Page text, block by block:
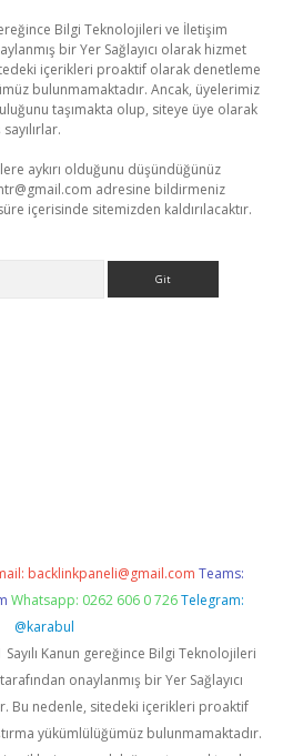
Bilgi Teknolojileri ve İletişim
bir Yer Sağlayıcı olarak hizmet
içerikleri proaktif olarak denetleme
bulunmamaktadır. Ancak, üyelerimiz
taşımakta olup, siteye üye olarak
aykırı olduğunu düşündüğünüz
adresine bildirmeniz
içerisinde sitemizden kaldırılacaktır.
backlinkpaneli@gmail.com Teams:
Whatsapp: 0262 606 0 726 Telegram:
@karabul
Sayılı Kanun gereğince Bilgi Teknolojileri
onaylanmış bir Yer Sağlayıcı
Bu nedenle, sitedeki içerikleri proaktif
yükümlülüğümüz bulunmamaktadır.